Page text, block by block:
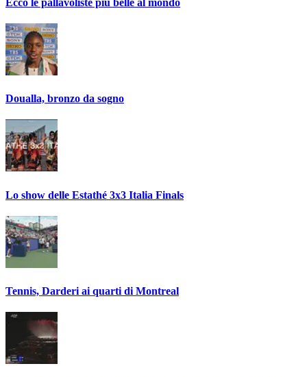
Doualla, bronzo da sogno
Lo show delle Estathé 3x3 Italia Finals
Tennis, Darderi ai quarti di Montreal